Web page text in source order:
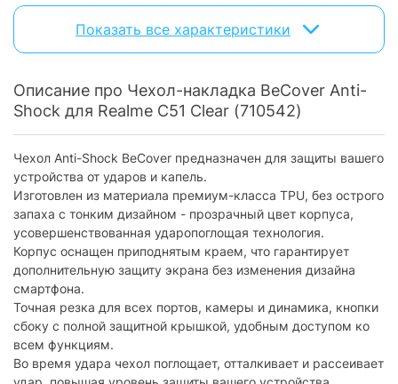
Характеристики и комплектация товара могут изменяться
производителем без уведомления.
Показать все характеристики
Описание про Чехол-накладка BeCover Anti-
Shock для Realme C51 Clear (710542)
Чехол Anti-Shock BeCover предназначен для защиты вашего
устройства от ударов и капель.
Изготовлен из материала премиум-класса TPU, без острого
запаха с тонким дизайном - прозрачный цвет корпуса,
усовершенствованная ударопоглощая технология.
Корпус оснащен приподнятым краем, что гарантирует
дополнительную защиту экрана без изменения дизайна
смартфона.
Точная резка для всех портов, камеры и динамика, кнопки
сбоку с полной защитной крышкой, удобным доступом ко
всем функциям.
Во время удара чехол поглощает, отталкивает и рассеивает